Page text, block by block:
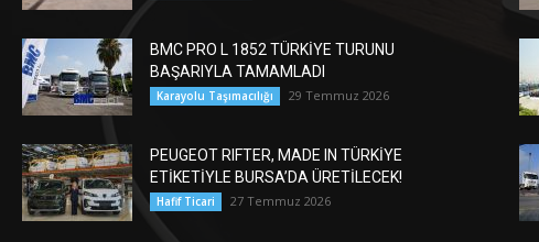
BMC PRO L 1852 TÜRKİYE TURUNU
BAŞARIYLA TAMAMLADI
Karayolu Taşımacılığı 29 Temmuz 2026
PEUGEOT RIFTER, MADE IN TÜRKİYE
ETİKETİYLE BURSA’DA ÜRETİLECEK!
Hafif Ticari 27 Temmuz 2026